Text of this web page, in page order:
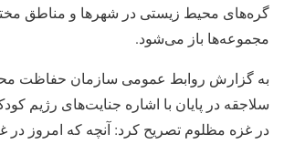
گره‌های محیط زیستی در شهرها و مناطق
مجموعه‌ها باز می‌شود.
به گزارش روابط عمومی سازمان حفاظت
سلاجقه در پایان با اشاره جنایت‌های رژیم
در غزه مظلوم تصریح کرد: آنچه که امروز در